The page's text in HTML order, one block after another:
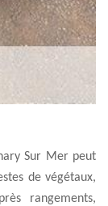
Sur Mer peut
de végétaux,
rangements,